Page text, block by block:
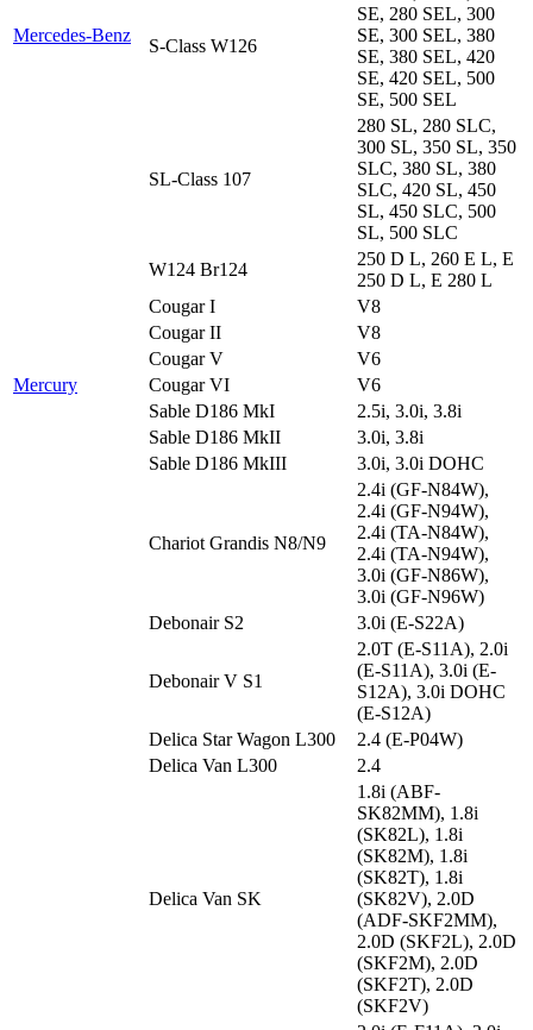
Mercedes-Benz
S-Class W126
SE, 280 SEL, 300
SE, 300 SEL, 380
SE, 380 SEL, 420
SE, 420 SEL, 500
SE, 500 SEL
SL-Class 107
280 SL, 280 SLC,
300 SL, 350 SL, 350
SLC, 380 SL, 380
SLC, 420 SL, 450
SL, 450 SLC, 500
SL, 500 SLC
W124 Br124
250 D L, 260 E L, E
250 D L, E 280 L
Mercury
Cougar I
V8
Cougar II
V8
Cougar V
V6
Cougar VI
V6
Sable D186 MkI
2.5i, 3.0i, 3.8i
Sable D186 MkII
3.0i, 3.8i
Sable D186 MkIII
3.0i, 3.0i DOHC
Chariot Grandis N8/N9
2.4i (GF-N84W),
2.4i (GF-N94W),
2.4i (TA-N84W),
2.4i (TA-N94W),
3.0i (GF-N86W),
3.0i (GF-N96W)
Debonair S2
3.0i (E-S22A)
Debonair V S1
2.0T (E-S11A), 2.0i
(E-S11A), 3.0i (E-
S12A), 3.0i DOHC
(E-S12A)
Delica Star Wagon L300
2.4 (E-P04W)
Delica Van L300
2.4
Delica Van SK
1.8i (ABF-
SK82MM), 1.8i
(SK82L), 1.8i
(SK82M), 1.8i
(SK82T), 1.8i
(SK82V), 2.0D
(ADF-SKF2MM),
2.0D (SKF2L), 2.0D
(SKF2M), 2.0D
(SKF2T), 2.0D
(SKF2V)